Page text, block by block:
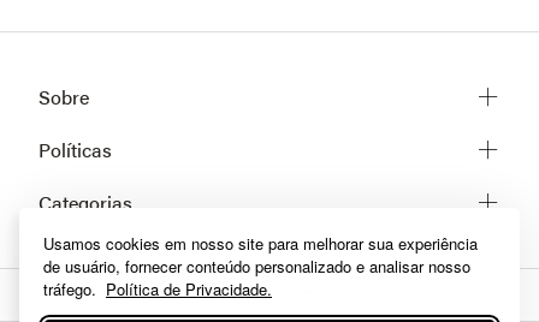
Usamos cookies em nosso site para melhorar sua experiência
de usuário, fornecer conteúdo personalizado e analisar nosso
tráfego. Política de Privacidade.
Sobre
Sobre a She
Fale conosco
Políticas
Trocas e Devoluções
Políticas de privacidade
Dúvidas frequentes
Como comprar
Categorias
Lingerie
Homewear